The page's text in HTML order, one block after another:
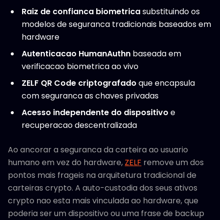
Raiz de confianca biometricasubstituindo os
modelos de seguranca tradicionais baseados em
hardware
Autenticacao HumanAuthn baseada em
verificacao biometrica ao vivo
ZELF QR Code criptografado que encapsula
com seguranca as chaves privadas
Acesso independente do dispositivo e
recuperacao descentralizada
Ao ancorar a seguranca da carteira ao usuario
humano em vez do hardware, ZELF remove um dos
pontos mais frageis na arquitetura tradicional de
carteiras crypto. A auto-custodia dos seus ativos
crypto nao esta mais vinculada ao hardware, que
poderia ser um dispositivo ou uma frase de backup